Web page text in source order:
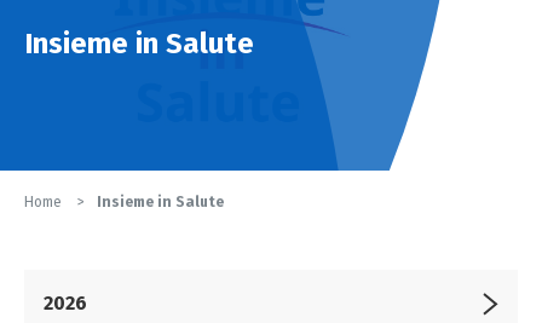
Insieme in Salute
Home Insieme in Salute
2026